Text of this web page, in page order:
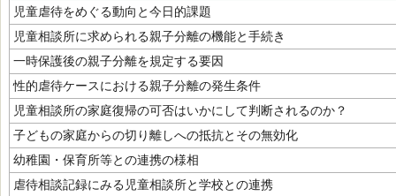
児童虐待をめぐる動向と今日的課題
児童相談所に求められる親子分離の機能と手続き
一時保護後の親子分離を規定する要因
性的虐待ケースにおける親子分離の発生条件
児童相談所の家庭復帰の可否はいかにして判断されるのか？
子どもの家庭からの切り離しへの抵抗とその無効化
幼稚園・保育所等との連携の様相
虐待相談記録にみる児童相談所と学校との連携